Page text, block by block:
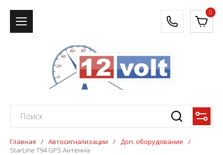
0
Главная / Автосигнализации / Доп. оборудование
/
StarLine Т94 GPS Антенна